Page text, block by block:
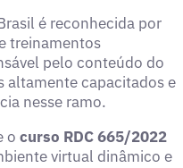
é reconhecida por
treinamentos
pelo conteúdo do
altamente capacitados e
nesse ramo.
o curso RDC 665/2022
virtual dinâmico e